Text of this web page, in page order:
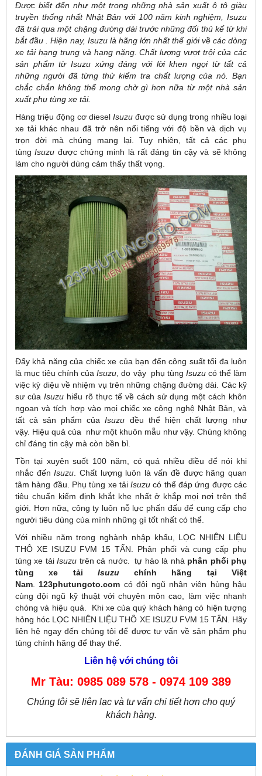
Được biết đến như một trong những nhà sản xuất ô tô giàu
truyền thống nhất Nhật Bản với 100 năm kinh nghiệm, Isuzu
đã trải qua một chặng đường dài trước những đối thủ kể từ khi
bắt đầu . Hiện nay, Isuzu là hãng lớn nhất thế giới về các dòng
xe tải hạng trung và hạng nặng. Chất lượng vượt trội của các
sản phẩm từ Isuzu xứng đáng với lời khen ngợi từ tất cả
những người đã từng thử kiểm tra chất lượng của nó. Bạn
chắc chắn không thể mong chờ gì hơn nữa từ một nhà sản
xuất phụ tùng xe tải.
Hàng triệu động cơ diesel Isuzu được sử dụng trong nhiều loại
xe tải khác nhau đã trở nên nổi tiếng với độ bền và dịch vụ
trọn đời mà chúng mang lại. Tuy nhiên, tất cả các phụ
tùngIsuzu được chứng minh là rất đáng tin cậy và sẽ không
làm cho người dùng cảm thấy thất vọng.
Đẩy khả năng của chiếc xe của bạn đến công suất tối đa luôn
là mục tiêu chính củaIsuzu, do vậy phụ tùng Isuzucó thể làm
việc kỳ diệu về nhiệm vụ trên những chặng đường dài. Các kỹ
sư của Isuzu hiểu rõ thực tế về cách sử dụng một cách khôn
ngoan và tích hợp vào mọi chiếc xe công nghệ Nhật Bản, và
tất cả sản phẩm củaIsuzu đều thể hiện chất lượng như
vậy. Hiệu quả của như một khuôn mẫu như vậy. Chúng không
chỉ đáng tin cậy mà còn bền bỉ.
Tồn tại xuyên suốt 100 năm, có quá nhiều điều để nói khi
nhắc đếnIsuzu. Chất lượng luôn là vấn đề được hãng quan
tâm hàng đầu. Phụ tùng xe tảiIsuzu có thể đáp ứng được các
tiêu chuẩn kiểm định khắt khe nhất ở khắp mọi nơi trên thế
giới. Hơn nữa, công ty luôn nỗ lực phấn đấu để cung cấp cho
người tiêu dùng của mình những gì tốt nhất có thể.
Với nhiều năm trong nghành nhập khẩu, LỌC NHIÊN LIỆU
THÔ XE ISUZU FVM 15 TẤN. Phân phối và cung cấp phụ
tùng xe tảiIsuzu trên cả nước. tự hào là nhà phân phối phụ
tùng xe tải Isuzuchính hãng tại Việt
Nam.123phutungoto.com có đội ngũ nhân viên hùng hậu
cùng đội ngũ kỹ thuật với chuyên môn cao, làm việc nhanh
chóng và hiệu quả. Khi xe của quý khách hàng có hiện tượng
hỏng hóc LỌC NHIÊN LIỆU THÔ XE ISUZU FVM 15 TẤN. Hãy
liên hệ ngay đến chúng tôi để được tư vấn về sản phẩm phụ
tùng chính hãng để thay thế.
Liên hệ với chúng tôi
Mr Tàu: 0985 089 578 - 0974 109 389
Chúng tôi sẽ liên lạc và tư vấn chi tiết hơn cho quý
khách hàng.
ĐÁNH GIÁ SẢN PHẨM